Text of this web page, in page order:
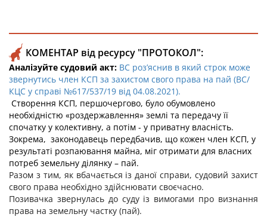
КОМЕНТАР від ресурсу "ПРОТОКОЛ":
Аналізуйте судовий акт: ВС роз’яснив в який строк може
звернутись член КСП за захистом свого права на пай (ВС/
КЦС у справі №617/537/19 від 04.08.2021).
Створення КСП, першочергово, було обумовлено
необхідністю «роздержавлення» землі та передачу її
спочатку у колективну, а потім - у приватну власність.
Зокрема, законодавець передбачив, що кожен член КСП, у
результаті розпаювання майна, міг отримати для власних
потреб земельну ділянку – пай.
Разом з тим, як вбачається із даної справи, судовий захист
свого права необхідно здійснювати своєчасно.
Позивачка звернулась до суду із вимогами про визнання
права на земельну частку (пай).